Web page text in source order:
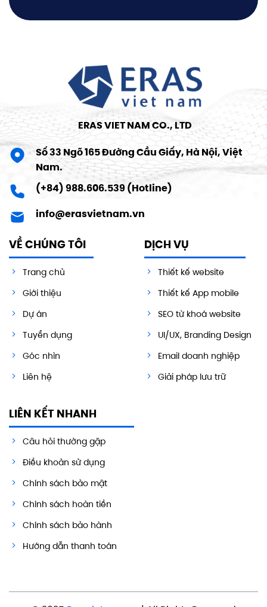
ERAS VIET NAM CO., LTD
Số 33 Ngõ 165 Đường Cầu Giấy, Hà Nội, Việt
Nam.
(+84) 988.606.539 (Hotline)
info@erasvietnam.vn
VỀ CHÚNG TÔI
Trang chủ
Giới thiệu
Dự án
Tuyển dụng
Góc nhìn
Liên hệ
DỊCH VỤ
Thiết kế website
Thiết kế App mobile
SEO từ khoá website
UI/UX, Branding Design
Email doanh nghiệp
Giải pháp lưu trữ
LIÊN KẾT NHANH
Câu hỏi thường gặp
Điều khoản sử dụng
Chính sách bảo mật
Chính sách hoàn tiền
Chính sách bảo hành
Hướng dẫn thanh toán